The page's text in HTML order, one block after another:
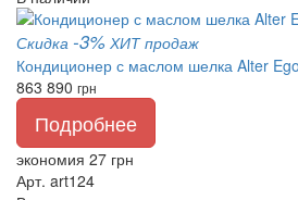
Скидка -3% ХИТ продаж
Кондиционер с маслом шелка Alter
863 890 грн
Подробнее
экономия 27 грн
Арт. art124